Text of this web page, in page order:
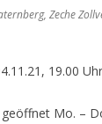
Zeche
19.00 Uhr
Mo. –